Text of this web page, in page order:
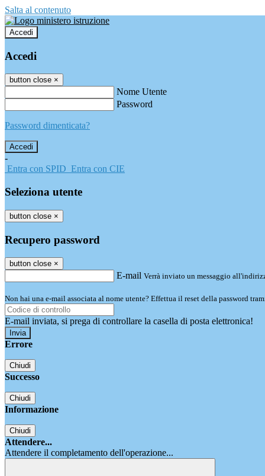
Salta al contenuto
Accedi
Accedi
button close ×
Nome Utente
Password
Password dimenticata?
-
Entra con SPID Entra con CIE
Seleziona utente
button close ×
Recupero password
button close ×
E-mail Verrà inviato un messaggio
Non hai una e-mail associata al nome utente? Effettua il reset della password
E-mail inviata, si prega di controllare la casella di posta elettronica!
Errore
Chiudi
Successo
Chiudi
Informazione
Chiudi
Attendere...
Attendere il completamento dell'operazione...